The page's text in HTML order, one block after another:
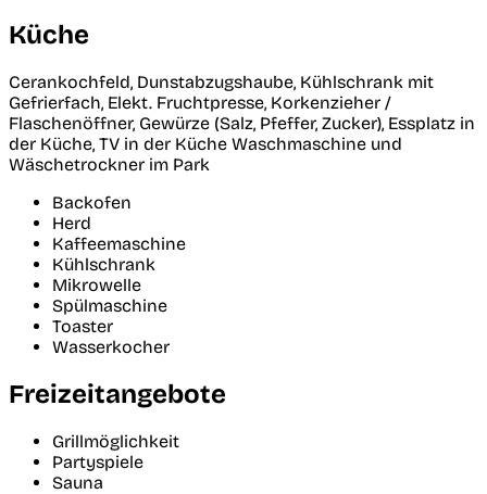
Küche
Cerankochfeld, Dunstabzugshaube, Kühlschrank mit
Gefrierfach, Elekt. Fruchtpresse, Korkenzieher /
Flaschenöffner, Gewürze (Salz, Pfeffer, Zucker), Essplatz in
der Küche, TV in der Küche Waschmaschine und
Wäschetrockner im Park
Backofen
Herd
Kaffeemaschine
Kühlschrank
Mikrowelle
Spülmaschine
Toaster
Wasserkocher
Freizeitangebote
Grillmöglichkeit
Partyspiele
Sauna